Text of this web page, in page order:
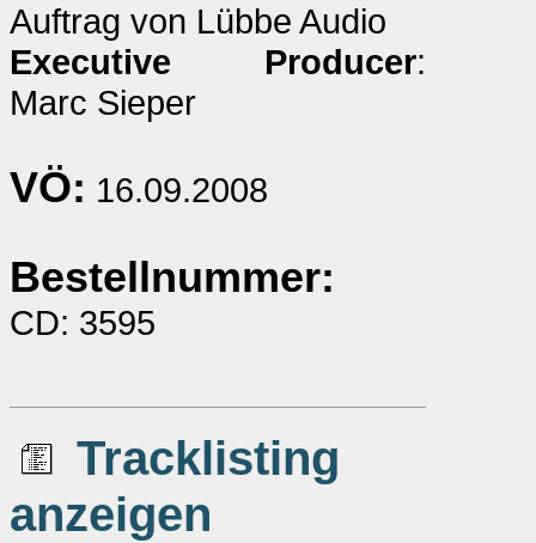
Auftrag von Lübbe Audio
Executive Producer:
Marc Sieper
VÖ: 16.09.2008
Bestellnummer:
CD: 3595
Tracklisting
anzeigen